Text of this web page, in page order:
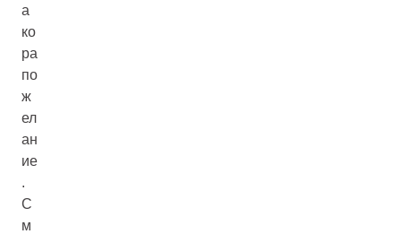
а
ко
ра
по
ж
ел
ан
ие
.
С
м